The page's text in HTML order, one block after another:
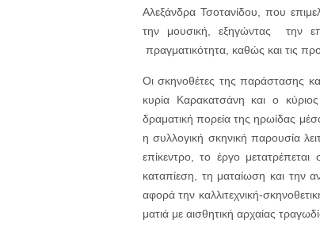
Αλεξάνδρα Τσοτανίδου, που
την μουσική, εξηγώντας την
πραγματικότητα, καθώς και τις
Οι σκηνοθέτες της παράστασης
κυρία Καρακατσάνη και ο
δραματική πορεία της ηρωίδας
η συλλογική σκηνική παρουσία
επίκεντρο, το έργο
καταπίεση, τη ματαίωση και την
αφορά την καλλιτεχνική-
ματιά με αισθητική αρχαίας